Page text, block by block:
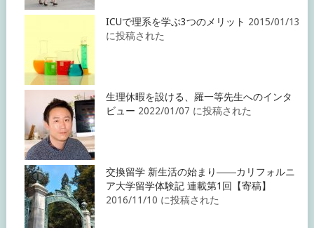
ICUで理系を学ぶ3つのメリット 2015/01/13
に投稿された
生理休暇を設ける、羅一等先生へのインタ
ビュー 2022/01/07 に投稿された
交換留学 新生活の始まり――カリフォルニ
ア大学留学体験記 連載第1回【寄稿】
2016/11/10 に投稿された